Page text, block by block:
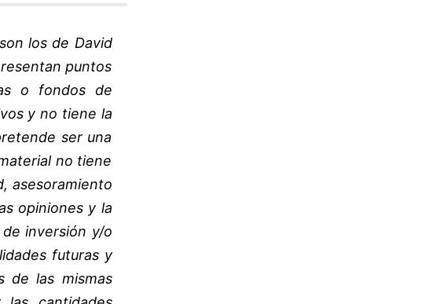
los de David
puntos
o fondos de
y no tiene la
ser una
no tiene
asesoramiento
opiniones y la
inversión y/o
futuras y
de las mismas